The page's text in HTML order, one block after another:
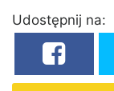
Udostępnij na: